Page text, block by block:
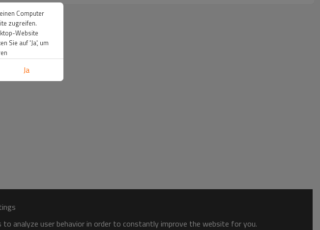
analyze user behavior in order to constantly improve the website for you.
Computer
zugreifen.
Website
Sie auf 'Ja', um
Ja